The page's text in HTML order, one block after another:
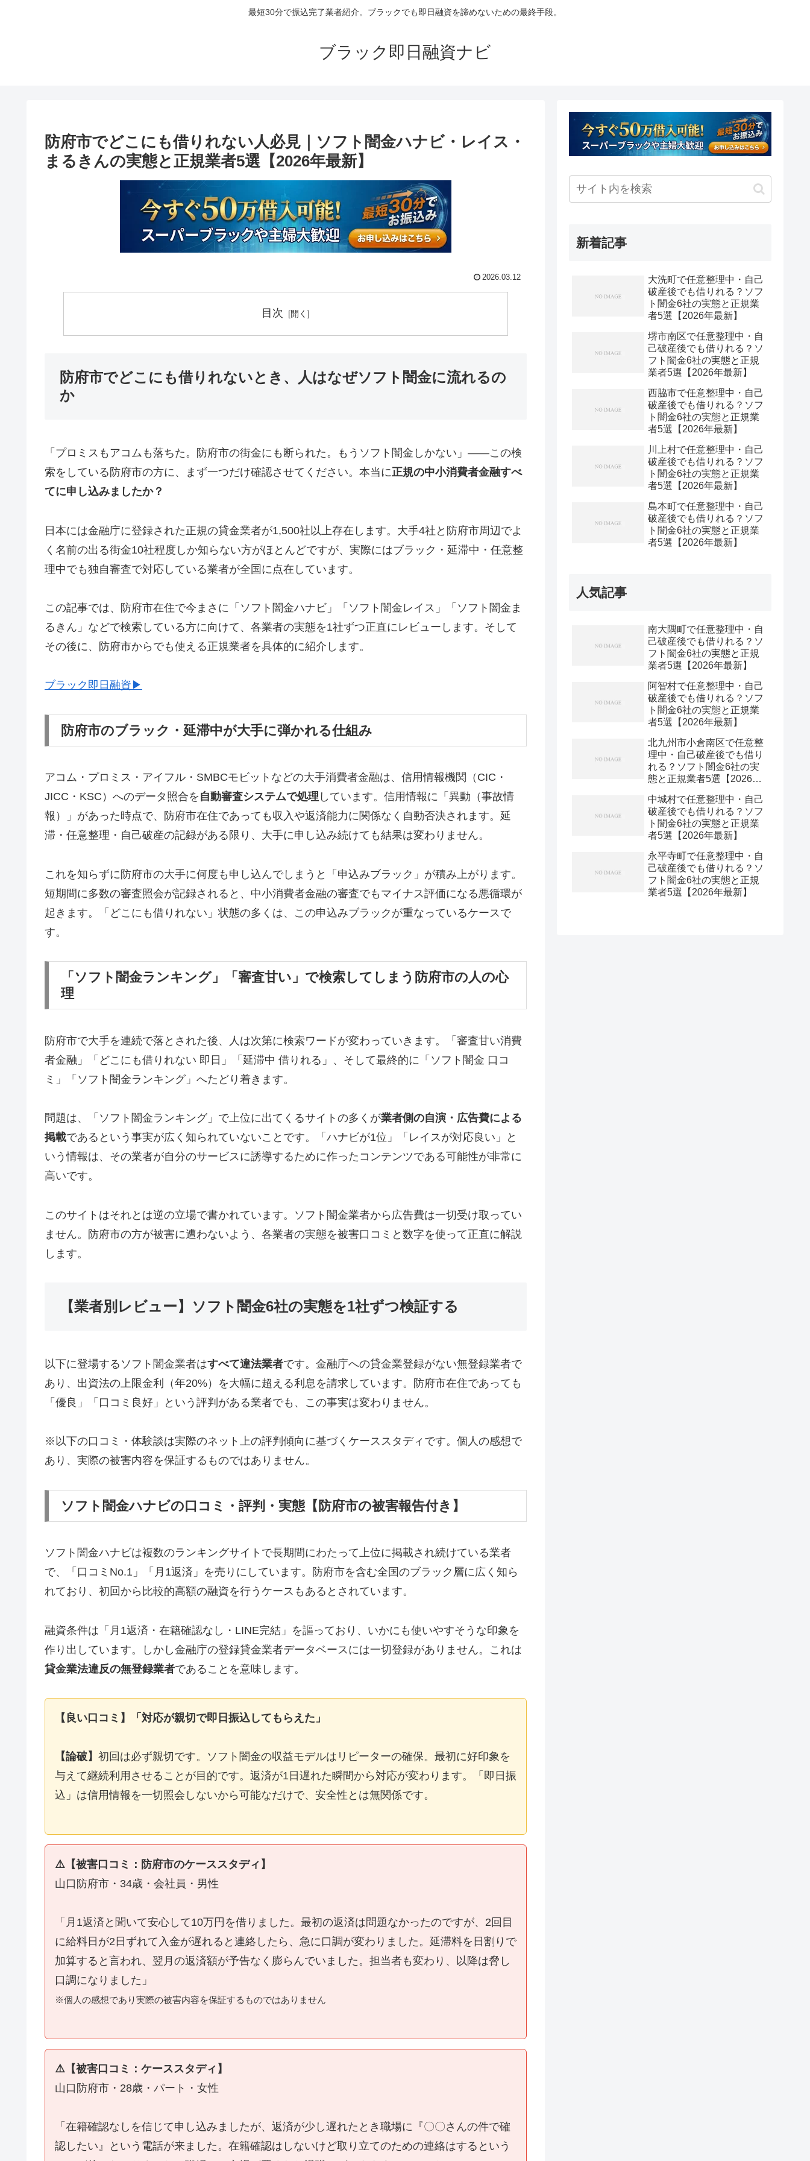
最短30分で振込完了業者紹介。ブラックでも即日融資を諦めないための最終手段。
ブラック即日融資ナビ
防府市でどこにも借りれない人必見｜ソフト闇金ハナビ・レイス・
まるきんの実態と正規業者5選【2026年最新】
2026.03.12
目次
防府市でどこにも借りれないとき、人はなぜソフト闇金に流れるの
か
「プロミスもアコムも落ちた。防府市の街金にも断られた。もうソフト闇金しかない」——この検
索をしている防府市の方に、まず一つだけ確認させてください。本当に正規の中小消費者金融すべ
てに申し込みましたか？
日本には金融庁に登録された正規の貸金業者が1,500社以上存在します。大手4社と防府市周辺でよ
く名前の出る街金10社程度しか知らない方がほとんどですが、実際にはブラック・延滞中・任意整
理中でも独自審査で対応している業者が全国に点在しています。
この記事では、防府市在住で今まさに「ソフト闇金ハナビ」「ソフト闇金レイス」「ソフト闇金ま
るきん」などで検索している方に向けて、各業者の実態を1社ずつ正直にレビューします。そして
その後に、防府市からでも使える正規業者を具体的に紹介します。
ブラック即日融資▶
防府市のブラック・延滞中が大手に弾かれる仕組み
アコム・プロミス・アイフル・SMBCモビットなどの大手消費者金融は、信用情報機関（CIC・
JICC・KSC）へのデータ照合を 自動審査システムで処理 しています。信用情報に「異動（事故情
報）」があった時点で、防府市在住であっても収入や返済能力に関係なく自動否決されます。延
滞・任意整理・自己破産の記録がある限り、大手に申し込み続けても結果は変わりません。
これを知らずに防府市の大手に何度も申し込んでしまうと「申込みブラック」が積み上がります。
短期間に多数の審査照会が記録されると、中小消費者金融の審査でもマイナス評価になる悪循環が
起きます。「どこにも借りれない」状態の多くは、この申込みブラックが重なっているケースで
す。
「ソフト闇金ランキング」「審査甘い」で検索してしまう防府市の人の心
理
防府市で大手を連続で落とされた後、人は次第に検索ワードが変わっていきます。「審査甘い消費
者金融」「どこにも借りれない 即日」「延滞中 借りれる」、そして最終的に「ソフト闇金 口コ
ミ」「ソフト闇金ランキング」へたどり着きます。
問題は、「ソフト闇金ランキング」で上位に出てくるサイトの多くが業者側の自演・広告費による
掲載であるという事実が広く知られていないことです。「ハナビが1位」「レイスが対応良い」と
いう情報は、その業者が自分のサービスに誘導するために作ったコンテンツである可能性が非常に
高いです。
このサイトはそれとは逆の立場で書かれています。ソフト闇金業者から広告費は一切受け取ってい
ません。防府市の方が被害に遭わないよう、各業者の実態を被害口コミと数字を使って正直に解説
します。
【業者別レビュー】ソフト闇金6社の実態を1社ずつ検証する
以下に登場するソフト闇金業者はすべて違法業者です。金融庁への貸金業登録がない無登録業者で
あり、出資法の上限金利（年20%）を大幅に超える利息を請求しています。防府市在住であっても
「優良」「口コミ良好」という評判がある業者でも、この事実は変わりません。
※以下の口コミ・体験談は実際のネット上の評判傾向に基づくケーススタディです。個人の感想で
あり、実際の被害内容を保証するものではありません。
ソフト闇金ハナビの口コミ・評判・実態【防府市の被害報告付き】
ソフト闇金ハナビは複数のランキングサイトで長期間にわたって上位に掲載され続けている業者
で、「口コミNo.1」「月1返済」を売りにしています。防府市を含む全国のブラック層に広く知ら
れており、初回から比較的高額の融資を行うケースもあるとされています。
融資条件は「月1返済・在籍確認なし・LINE完結」を謳っており、いかにも使いやすそうな印象を
作り出しています。しかし金融庁の登録貸金業者データベースには一切登録がありません。これは
貸金業法違反の無登録業者であることを意味します。
【良い口コミ】「対応が親切で即日振込してもらえた」
【論破】 初回は必ず親切です。ソフト闇金の収益モデルはリピーターの確保。最初に好印象を
与えて継続利用させることが目的です。返済が1日遅れた瞬間から対応が変わります。「即日振
込」は信用情報を一切照会しないから可能なだけで、安全性とは無関係です。
⚠️【被害口コミ：防府市のケーススタディ】
山口防府市・34歳・会社員・男性
「月1返済と聞いて安心して10万円を借りました。最初の返済は問題なかったのですが、2回目
に給料日が2日ずれて入金が遅れると連絡したら、急に口調が変わりました。延滞料を日割りで
加算すると言われ、翌月の返済額が予告なく膨らんでいました。担当者も変わり、以降は脅し
口調になりました」
※個人の感想であり実際の被害内容を保証するものではありません
⚠️【被害口コミ：ケーススタディ】
山口防府市・28歳・パート・女性
「在籍確認なしを信じて申し込みましたが、返済が少し遅れたとき職場に『〇〇さんの件で確
認したい』という電話が来ました。在籍確認はしないけど取り立てのための連絡はするという
新着記事
大洗町で任意整理中・自己
破産後でも借りれる？ソフ
ト闇金6社の実態と正規業
者5選【2026年最新】
堺市南区で任意整理中・自
己破産後でも借りれる？ソ
フト闇金6社の実態と正規
業者5選【2026年最新】
西脇市で任意整理中・自己
破産後でも借りれる？ソフ
ト闇金6社の実態と正規業
者5選【2026年最新】
川上村で任意整理中・自己
破産後でも借りれる？ソフ
ト闇金6社の実態と正規業
者5選【2026年最新】
島本町で任意整理中・自己
破産後でも借りれる？ソフ
ト闇金6社の実態と正規業
者5選【2026年最新】
人気記事
南大隅町で任意整理中・自
己破産後でも借りれる？ソ
フト闇金6社の実態と正規
業者5選【2026年最新】
阿智村で任意整理中・自己
破産後でも借りれる？ソフ
ト闇金6社の実態と正規業
者5選【2026年最新】
北九州市小倉南区で任意整
理中・自己破産後でも借り
れる？ソフト闇金6社の実
態と正規業者5選【2026年
中城村で任意整理中・自己
破産後でも借りれる？ソフ
ト闇金6社の実態と正規業
者5選【2026年最新】
永平寺町で任意整理中・自
己破産後でも借りれる？ソ
フト闇金6社の実態と正規
業者5選【2026年最新】